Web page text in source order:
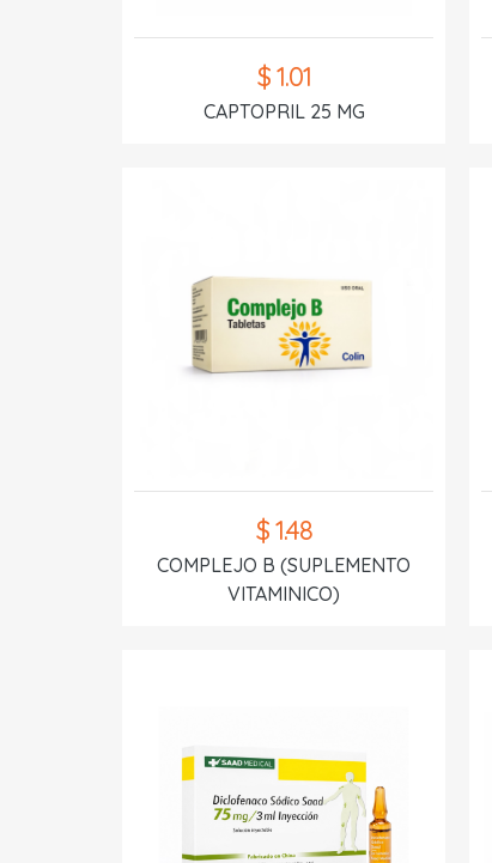
$ 1.01
CAPTOPRIL 25 MG
$ 1.48
COMPLEJO B (SUPLEMENTO
VITAMINICO)